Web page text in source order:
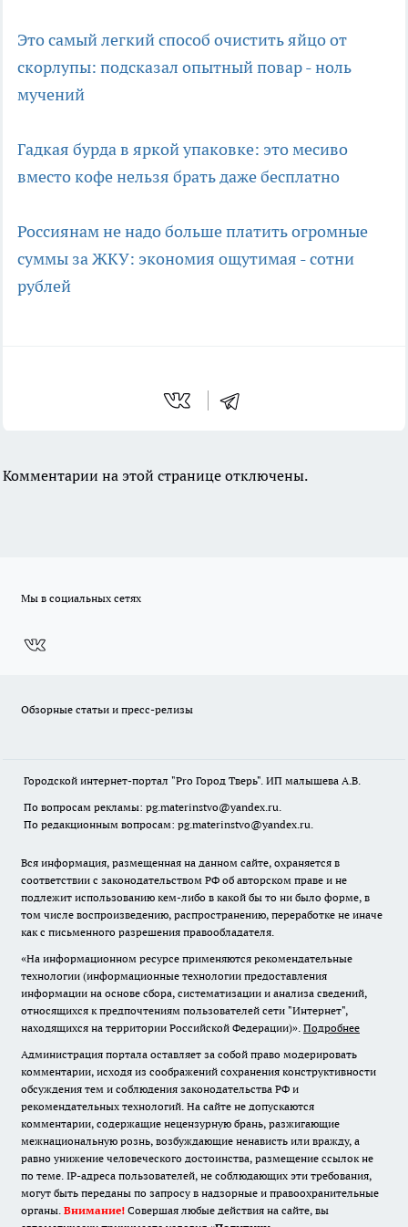
Это самый легкий способ очистить яйцо от
скорлупы: подсказал опытный повар - ноль
мучений
Гадкая бурда в яркой упаковке: это месиво
вместо кофе нельзя брать даже бесплатно
Россиянам не надо больше платить огромные
суммы за ЖКУ: экономия ощутимая - сотни
рублей
Комментарии на этой странице отключены.
Мы в социальных сетях
Обзорные статьи и пресс-релизы
Городской интернет-портал "Pro Город Тверь". ИП малышева А.В.
По вопросам рекламы: pg.materinstvo@yandex.ru.
По редакционным вопросам: pg.materinstvo@yandex.ru.
Вся информация, размещенная на данном сайте, охраняется в
соответствии с законодательством РФ об авторском праве и не
подлежит использованию кем-либо в какой бы то ни было форме, в
том числе воспроизведению, распространению, переработке не иначе
как с письменного разрешения правообладателя.
«На информационном ресурсе применяются рекомендательные
технологии (информационные технологии предоставления
информации на основе сбора, систематизации и анализа сведений,
относящихся к предпочтениям пользователей сети "Интернет",
находящихся на территории Российской Федерации)». Подробнее
Администрация портала оставляет за собой право модерировать
комментарии, исходя из соображений сохранения конструктивности
обсуждения тем и соблюдения законодательства РФ и
рекомендательных технологий. На сайте не допускаются
комментарии, содержащие нецензурную брань, разжигающие
межнациональную рознь, возбуждающие ненависть или вражду, а
равно унижение человеческого достоинства, размещение ссылок не
по теме. IP-адреса пользователей, не соблюдающих эти требования,
могут быть переданы по запросу в надзорные и правоохранительные
органы. Внимание! Совершая любые действия на сайте, вы